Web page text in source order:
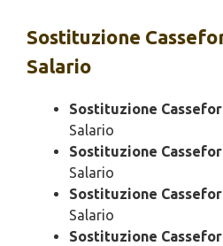
Sostituzione
Salario
Sostituzione
Salario
Sostituzione
Salario
Sostituzione
Salario
Sostituzione